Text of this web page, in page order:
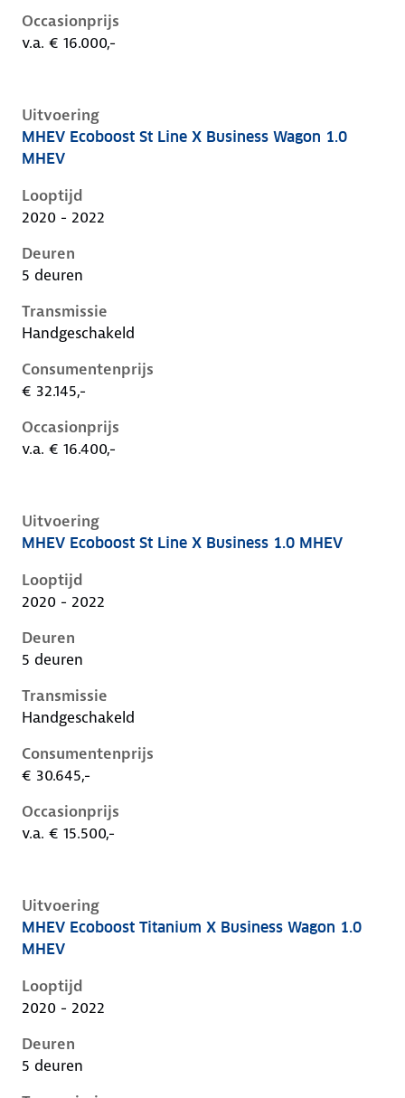
Occasionprijs
v.a. € 16.000,-
Uitvoering
Ford Focus iv, wagon 1.0 mhev, 92 kW, Benzine, 5
MHEV Ecoboost St Line X Business Wagon 1.0
MHEV
Looptijd
2020 - 2022
Deuren
5 deuren
Transmissie
Handgeschakeld
Consumentenprijs
€ 32.145,-
Occasionprijs
v.a. € 16.400,-
Uitvoering
Ford Focus iv, 1.0 mhev, 92 kW, Benzine, 5 deuren
MHEV Ecoboost St Line X Business 1.0 MHEV
Looptijd
2020 - 2022
Deuren
5 deuren
Transmissie
Handgeschakeld
Consumentenprijs
€ 30.645,-
Occasionprijs
v.a. € 15.500,-
Uitvoering
Ford Focus iv, wagon 1.0 mhev, 92 kW, Benzine, 5
MHEV Ecoboost Titanium X Business Wagon 1.0
MHEV
Looptijd
2020 - 2022
Deuren
5 deuren